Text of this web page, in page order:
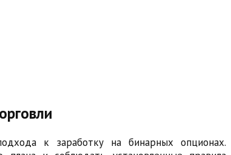
к заработку на бинарных опционах.